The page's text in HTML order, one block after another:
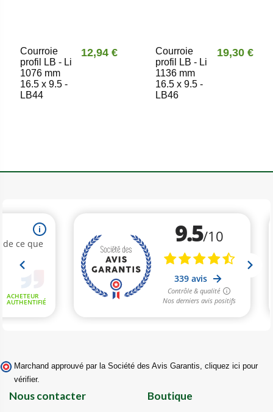
Courroie
profil LB - Li
1076 mm
16.5 x 9.5 -
LB44
12,94 €
Courroie
profil LB - Li
1136 mm
16.5 x 9.5 -
LB46
19,30 €
Marchand approuvé par la Société des Avis Garantis, cliquez ici pour
vérifier.
Nous contacter Boutique